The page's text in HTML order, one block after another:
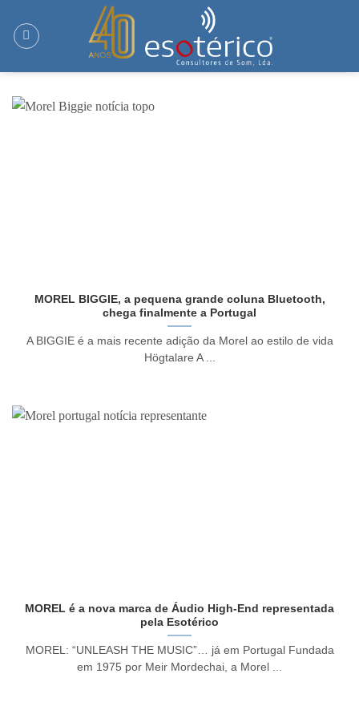
content
MOREL BIGGIE, a pequena grande coluna Bluetooth,
chega finalmente a Portugal
A BIGGIE é a mais recente adição da Morel ao estilo de vida
Högtalare A ...
MOREL é a nova marca de Áudio High-End representada
pela Esotérico
MOREL: “UNLEASH THE MUSIC”… já em Portugal Fundada
em 1975 por Meir Mordechai, a Morel ...